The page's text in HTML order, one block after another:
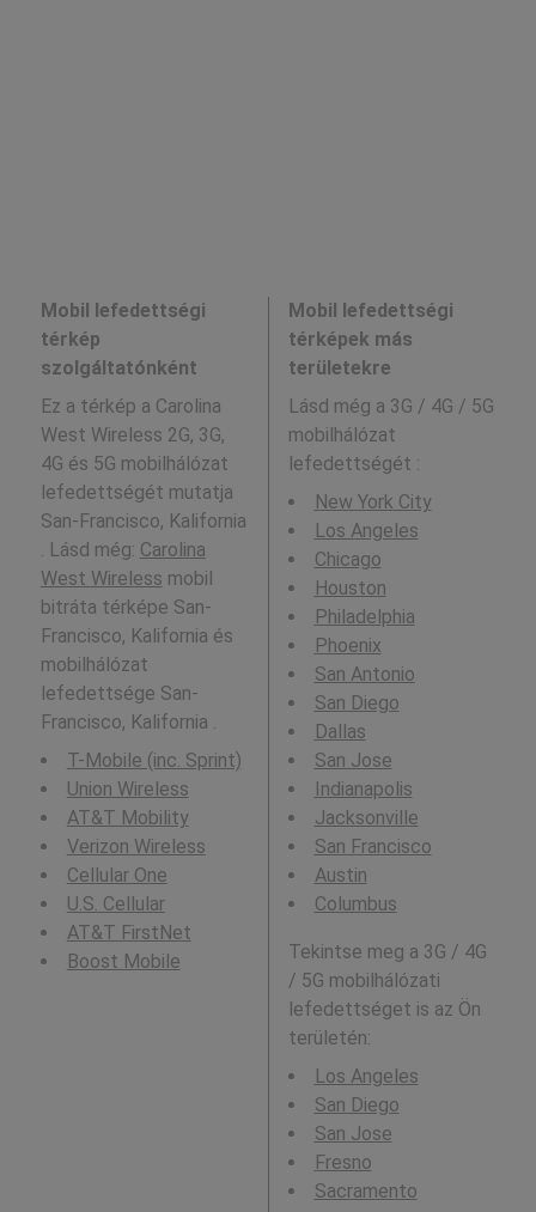
Mobil lefedettségi
térkép
szolgáltatónként
Ez a térkép a Carolina
West Wireless 2G, 3G,
4G és 5G mobilhálózat
lefedettségét mutatja
San-Francisco, Kalifornia
. Lásd még: Carolina
West Wireless mobil
bitráta térképe San-
Francisco, Kalifornia és
mobilhálózat
lefedettsége San-
Francisco, Kalifornia .
T-Mobile (inc. Sprint)
Union Wireless
AT&T Mobility
Verizon Wireless
Cellular One
U.S. Cellular
AT&T FirstNet
Boost Mobile
Mobil lefedettségi
térképek más
területekre
Lásd még a 3G / 4G / 5G
mobilhálózat
lefedettségét :
New York City
Los Angeles
Chicago
Houston
Philadelphia
Phoenix
San Antonio
San Diego
Dallas
San Jose
Indianapolis
Jacksonville
San Francisco
Austin
Columbus
Tekintse meg a 3G / 4G
/ 5G mobilhálózati
lefedettséget is az Ön
területén:
Los Angeles
San Diego
San Jose
Fresno
Sacramento